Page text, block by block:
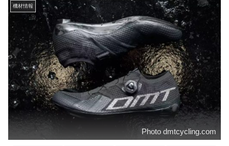
機材情報
Photo dmtcycling.com